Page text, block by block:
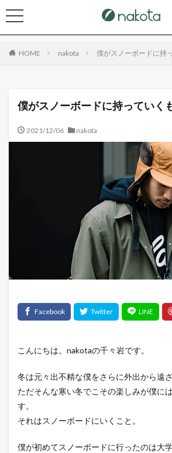
HOME nakota 僕がスノーボードに持
僕がスノーボードに持っていく
2021/12/06 nakota
こんにちは。nakotaの千々岩です。
冬は元々出不精な僕をさらに外出から遠ざ
ただそんな寒い冬でこその楽しみが僕に
す。
それはスノーボードにいくこと。
僕が初めてスノーボードに行ったのは大学